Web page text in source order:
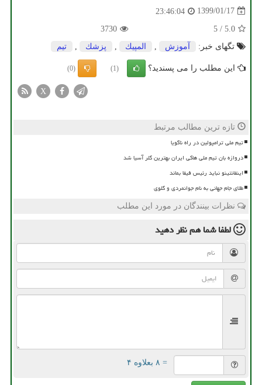
1399/01/17
23:46:04
5.0
/
5
3730
تگهای خبر:
آموزش المپیك پزشك تیم
این مطلب را می پسندید؟ (1)
(0)
X
تازه ترین مطالب مرتبط
تیم ملی ترامپولین در راه ناگویا
دروازه بان تیم ملی هاکی ایران بهترین گلر آسیا شد
اینفانتینو نباید رئیس فیفا بماند
طلای جام جهانی به نام جوانمردی و گلوی
نظرات بینندگان در مورد این مطلب
لطفا شما همنظر دهید
= ۸ بعلاوه ۴